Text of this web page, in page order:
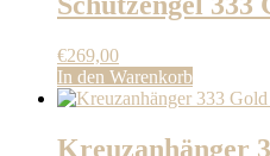
€269,00
In den Warenkorb
Kreuzanhänger